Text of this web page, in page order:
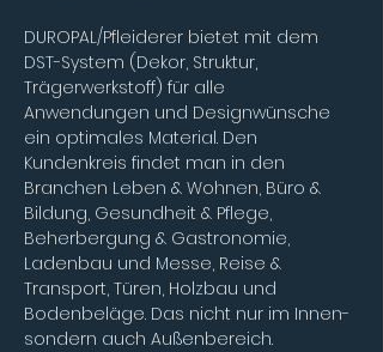
DUROPAL/Pfleiderer bietet mit dem
DST-System (Dekor, Struktur,
Trägerwerkstoff) für alle
Anwendungen und Designwünsche
ein optimales Material. Den
Kundenkreis findet man in den
Branchen Leben & Wohnen, Büro &
Bildung, Gesundheit & Pflege,
Beherbergung & Gastronomie,
Ladenbau und Messe, Reise &
Transport, Türen, Holzbau und
Bodenbeläge. Das nicht nur im Innen-
sondern auch Außenbereich.